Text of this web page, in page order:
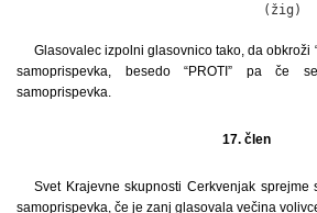
                                (žig)
Glasovalec izpolni glasovnico tako, da obkroži
samoprispevka, besedo “PROTI” pa če
samoprispevka.
17. člen
Svet Krajevne skupnosti Cerkvenjak sprejme
samoprispevka, če je zanj glasovala večina